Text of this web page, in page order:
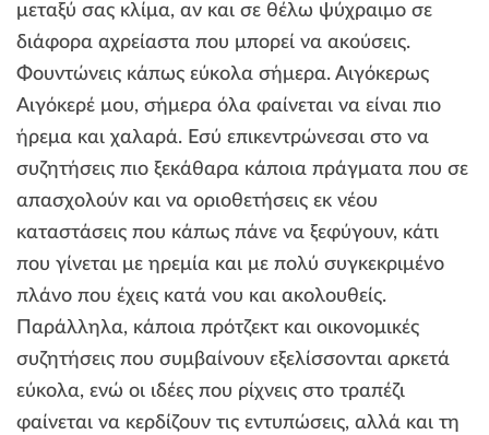
μεταξύ σας κλίμα, αν και σε θέλω ψύχραιμο σε
διάφορα αχρείαστα που μπορεί να ακούσεις.
Φουντώνεις κάπως εύκολα σήμερα. Αιγόκερως
Αιγόκερέ μου, σήμερα όλα φαίνεται να είναι πιο
ήρεμα και χαλαρά. Εσύ επικεντρώνεσαι στο να
συζητήσεις πιο ξεκάθαρα κάποια πράγματα που σε
απασχολούν και να οριοθετήσεις εκ νέου
καταστάσεις που κάπως πάνε να ξεφύγουν, κάτι
που γίνεται με ηρεμία και με πολύ συγκεκριμένο
πλάνο που έχεις κατά νου και ακολουθείς.
Παράλληλα, κάποια πρότζεκτ και οικονομικές
συζητήσεις που συμβαίνουν εξελίσσονται αρκετά
εύκολα, ενώ οι ιδέες που ρίχνεις στο τραπέζι
φαίνεται να κερδίζουν τις εντυπώσεις, αλλά και τη